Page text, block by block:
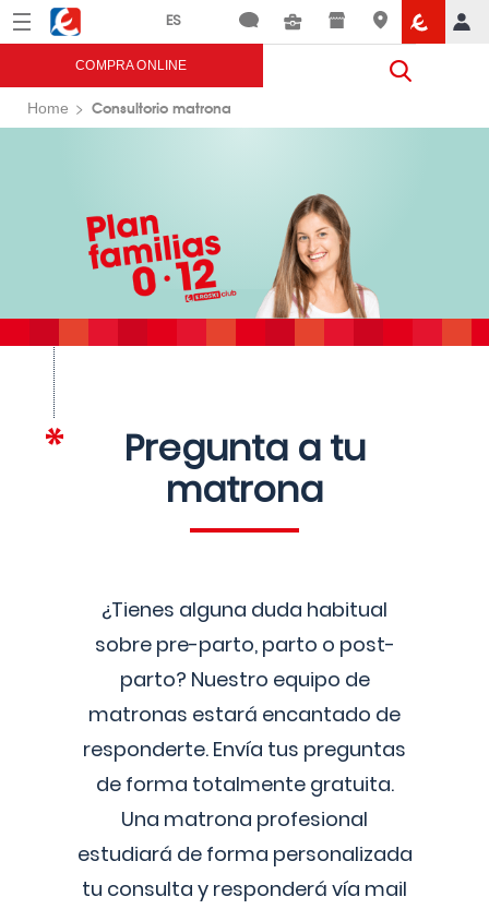
Menú Eroski
COMPRA ONLINE
Home Consultorio matrona
Pregunta a tu
matrona
¿Tienes alguna duda habitual
sobre pre-parto, parto o post-
parto? Nuestro equipo de
matronas estará encantado de
responderte. Envía tus preguntas
de forma totalmente gratuita.
Una matrona profesional
estudiará de forma personalizada
tu consulta y responderá vía mail